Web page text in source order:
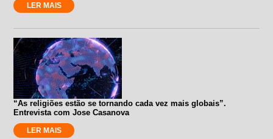
LER MAIS
“As religiões estão se tornando cada vez mais globais”.
Entrevista com Jose Casanova
LER MAIS